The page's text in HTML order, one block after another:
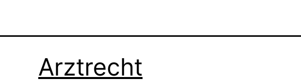
Arztrecht